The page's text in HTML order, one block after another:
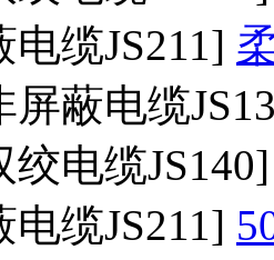
缆JS211]
屏蔽电缆
绞电缆
缆JS211]